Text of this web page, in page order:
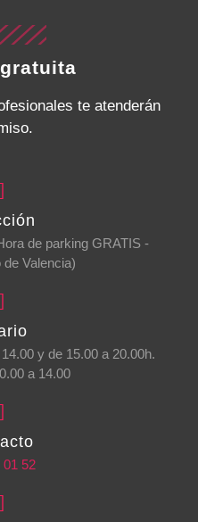
te atenderán
de parking GRATIS -
Valencia)
y de 15.00 a 20.00h.
a 14.00
01 52